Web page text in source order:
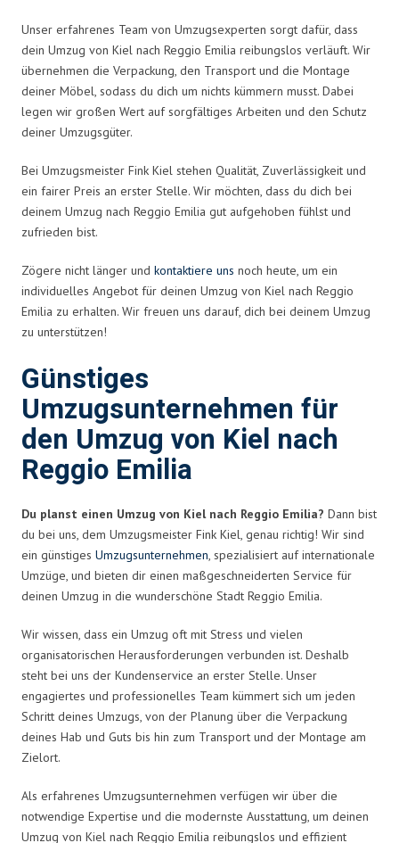
Unser erfahrenes Team von Umzugsexperten sorgt dafür, dass
dein Umzug von Kiel nach Reggio Emilia reibungslos verläuft. Wir
übernehmen die Verpackung, den Transport und die Montage
deiner Möbel, sodass du dich um nichts kümmern musst. Dabei
legen wir großen Wert auf sorgfältiges Arbeiten und den Schutz
deiner Umzugsgüter.
Bei Umzugsmeister Fink Kiel stehen Qualität, Zuverlässigkeit und
ein fairer Preis an erster Stelle. Wir möchten, dass du dich bei
deinem Umzug nach Reggio Emilia gut aufgehoben fühlst und
zufrieden bist.
Zögere nicht länger und kontaktiere uns noch heute, um ein
individuelles Angebot für deinen Umzug von Kiel nach Reggio
Emilia zu erhalten. Wir freuen uns darauf, dich bei deinem Umzug
zu unterstützen!
Günstiges
Umzugsunternehmen für
den Umzug von Kiel nach
Reggio Emilia
Du planst einen Umzug von Kiel nach Reggio Emilia? Dann bist
du bei uns, dem Umzugsmeister Fink Kiel, genau richtig! Wir sind
ein günstiges Umzugsunternehmen, spezialisiert auf internationale
Umzüge, und bieten dir einen maßgeschneiderten Service für
deinen Umzug in die wunderschöne Stadt Reggio Emilia.
Wir wissen, dass ein Umzug oft mit Stress und vielen
organisatorischen Herausforderungen verbunden ist. Deshalb
steht bei uns der Kundenservice an erster Stelle. Unser
engagiertes und professionelles Team kümmert sich um jeden
Schritt deines Umzugs, von der Planung über die Verpackung
deines Hab und Guts bis hin zum Transport und der Montage am
Zielort.
Als erfahrenes Umzugsunternehmen verfügen wir über die
notwendige Expertise und die modernste Ausstattung, um deinen
Umzug von Kiel nach Reggio Emilia reibungslos und effizient